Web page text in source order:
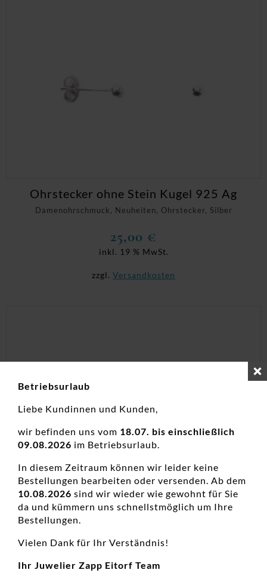
Damenohrschmuck, Neuheiten, Ohrstecker, Silber
Ohrstecker ohne Stein Kugel 925 Ag
25,00 €
inkl. 19 % MwSt.
zzgl. Versandkosten
Damenohrschmuck, Edelstahl, Neuheiten, Ohrstecker
Ohrstecker ohne Stein Titan rose
69,00€
Betriebsurlaub
Liebe Kundinnen und Kunden,
wir befinden uns vom 18.07. bis einschließlich
09.08.2026 im Betriebsurlaub.
In diesem Zeitraum können wir leider keine
Bestellungen bearbeiten oder versenden. Ab dem
10.08.2026 sind wir wieder wie gewohnt für Sie
da und kümmern uns schnellstmöglich um Ihre
Bestellungen.
Vielen Dank für Ihr Verständnis!
Ihr Juwelier Zapp Eitorf Team